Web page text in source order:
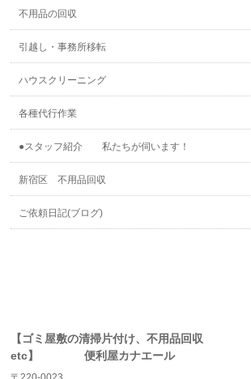
不用品の回収
引越し・事務所移転
ハウスクリーニング
各種代行作業
●スタッフ紹介 私たちが伺います！
新宿区 不用品回収
ご依頼日記(ブログ)
【ゴミ屋敷の清掃片付け、不用品回収
etc】 便利屋カナエール